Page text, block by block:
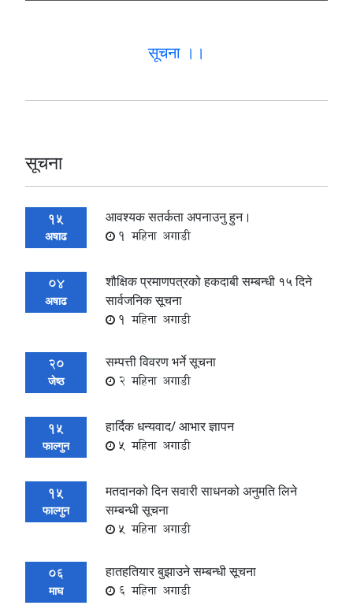
सूचना ।।
सूचना
15
अषाढ
आवश्यक सतर्कता अपनाउनु हुन।
1 महिना अगाडी
04
अषाढ
शौक्षिक प्रमाणपत्रको हकदाबी सम्बन्धी १५ दिने
सार्वजनिक सूचना
1 महिना अगाडी
20
जेष्ठ
सम्पत्ती विवरण भर्ने सूचना
2 महिना अगाडी
15
फाल्गुन
हार्दिक धन्यवाद/ आभार ज्ञापन
5 महिना अगाडी
15
फाल्गुन
मतदानको दिन सवारी साधनको अनुमति लिने
सम्बन्धी सूचना
5 महिना अगाडी
06
माघ
हातहतियार बुझाउने सम्बन्धी सूचना
6 महिना अगाडी